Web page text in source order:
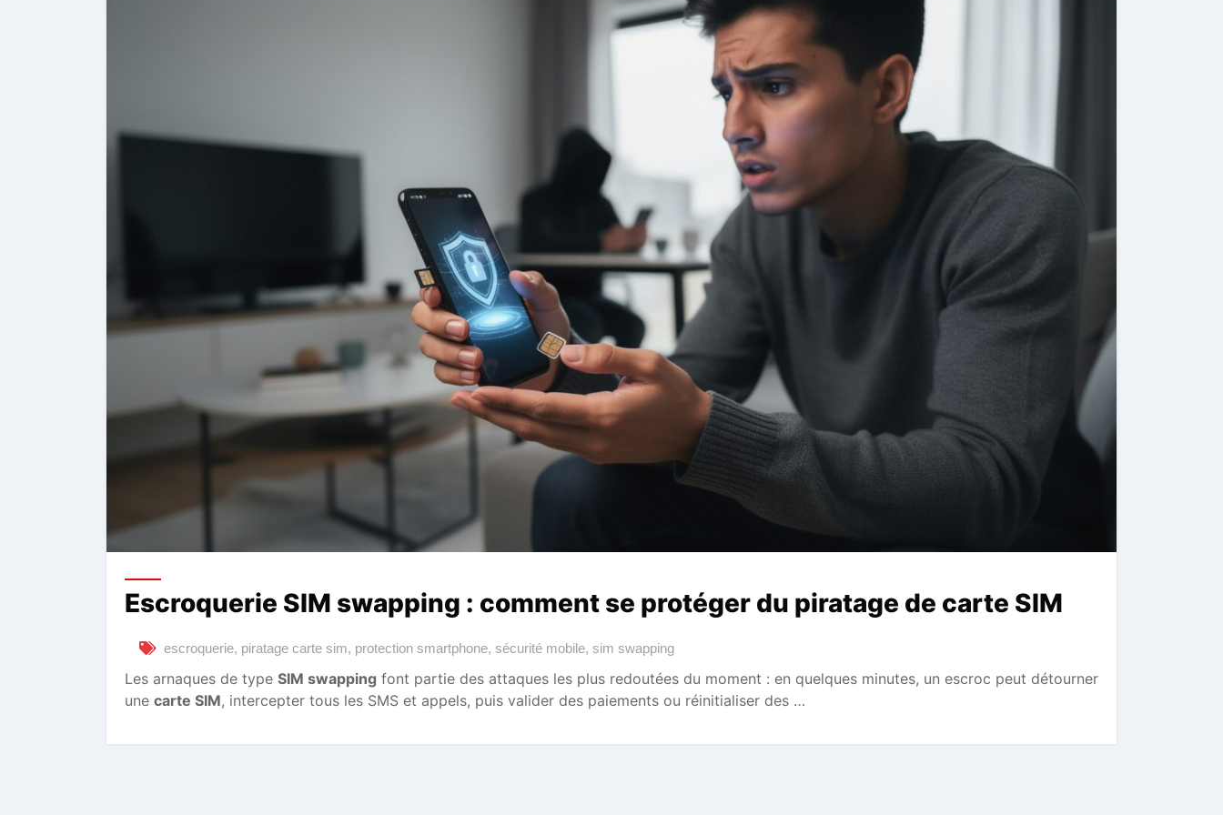
Escroquerie SIM swapping : comment se protéger du piratage de carte SIM
escroquerie, piratage carte sim, protection smartphone, sécurité mobile, sim swapping
Les arnaques de type SIM swapping font partie des attaques les plus redoutées du moment : en quelques minutes, un escroc peut détourner
une carte SIM, intercepter tous les SMS et appels, puis valider des paiements ou réinitialiser des …